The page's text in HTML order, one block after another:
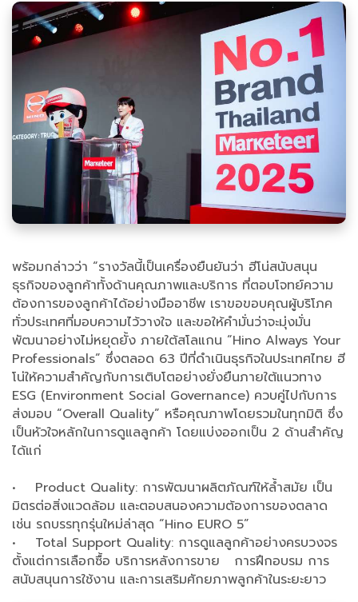
พร้อมกล่าวว่า “รางวัลนี้เป็นเครื่องยืนยันว่า ฮีโน่สนับสนุน
ธุรกิจของลูกค้าทั้งด้านคุณภาพและบริการ ที่ตอบโจทย์ความ
ต้องการของลูกค้าได้อย่างมืออาชีพ เราขอขอบคุณผู้บริโภค
ทั่วประเทศที่มอบความไว้วางใจ และขอให้คำมั่นว่าจะมุ่งมั่น
พัฒนาอย่างไม่หยุดยั้ง ภายใต้สโลแกน “Hino Always Your
Professionals” ซึ่งตลอด 63 ปีที่ดำเนินธุรกิจในประเทศไทย ฮี
โน่ให้ความสำคัญกับการเติบโตอย่างยั่งยืนภายใต้แนวทาง
ESG (Environment Social Governance) ควบคู่ไปกับการ
ส่งมอบ “Overall Quality” หรือคุณภาพโดยรวมในทุกมิติ ซึ่ง
เป็นหัวใจหลักในการดูแลลูกค้า โดยแบ่งออกเป็น 2 ด้านสำคัญ
ได้แก่
• Product Quality: การพัฒนาผลิตภัณฑ์ให้ล้ำสมัย เป็น
มิตรต่อสิ่งแวดล้อม และตอบสนองความต้องการของตลาด
เช่น รถบรรทุกรุ่นใหม่ล่าสุด “Hino EURO 5”
• Total Support Quality: การดูแลลูกค้าอย่างครบวงจร
ตั้งแต่การเลือกซื้อ บริการหลังการขาย การฝึกอบรม การ
สนับสนุนการใช้งาน และการเสริมศักยภาพลูกค้าในระยะยาว